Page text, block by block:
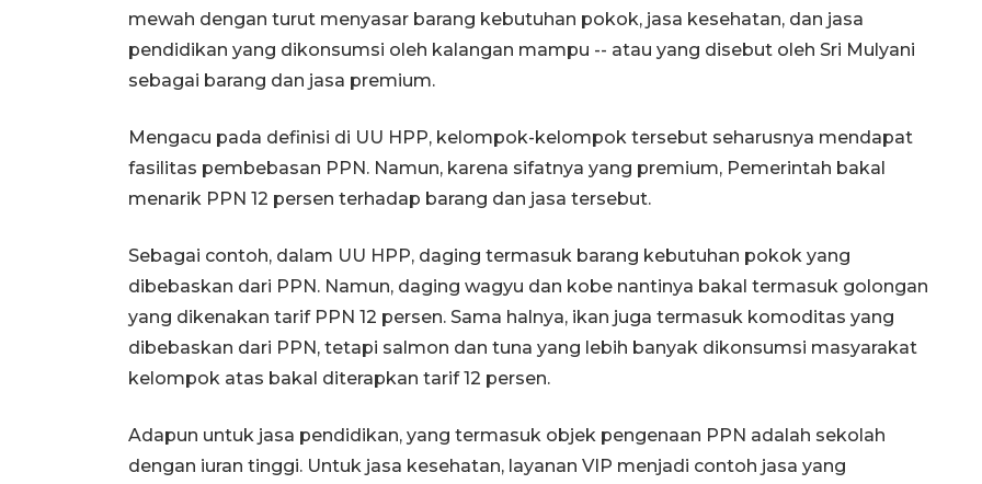
mewah dengan turut menyasar barang kebutuhan pokok, jasa kesehatan, dan jasa
pendidikan yang dikonsumsi oleh kalangan mampu -- atau yang disebut oleh Sri Mulyani
sebagai barang dan jasa premium.
Mengacu pada definisi di UU HPP, kelompok-kelompok tersebut seharusnya mendapat
fasilitas pembebasan PPN. Namun, karena sifatnya yang premium, Pemerintah bakal
menarik PPN 12 persen terhadap barang dan jasa tersebut.
Sebagai contoh, dalam UU HPP, daging termasuk barang kebutuhan pokok yang
dibebaskan dari PPN. Namun, daging wagyu dan kobe nantinya bakal termasuk golongan
yang dikenakan tarif PPN 12 persen. Sama halnya, ikan juga termasuk komoditas yang
dibebaskan dari PPN, tetapi salmon dan tuna yang lebih banyak dikonsumsi masyarakat
kelompok atas bakal diterapkan tarif 12 persen.
Adapun untuk jasa pendidikan, yang termasuk objek pengenaan PPN adalah sekolah
dengan iuran tinggi. Untuk jasa kesehatan, layanan VIP menjadi contoh jasa yang